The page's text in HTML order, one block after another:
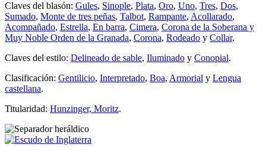
Claves del blasón: Gules, Sinople, Plata, Oro, Uno, Tres, Dos,
Sumado, Monte de tres peñas, Talbot, Rampante, Acollarado,
Acompañado, Estrella, En barra, Cimera, Corona de la Soberana y
Muy Noble Orden de la Granada, Corona, Rodeado y Collar.
Claves del estilo: Delineado de sable, Iluminado y Conopial.
Clasificación: Gentilicio, Interpretado, Boa, Armorial y Lengua
castellana.
Titularidad: Hunzinger, Moritz.